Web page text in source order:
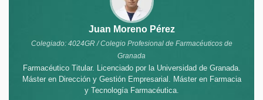
Juan Moreno Pérez
Colegiado: 4024GR / Colegio Profesional de Farmacéuticos de
Granada
Farmacéutico Titular. Licenciado por la Universidad de Granada.
Máster en Dirección y Gestión Empresarial. Máster en Farmacia
y Tecnología Farmacéutica.